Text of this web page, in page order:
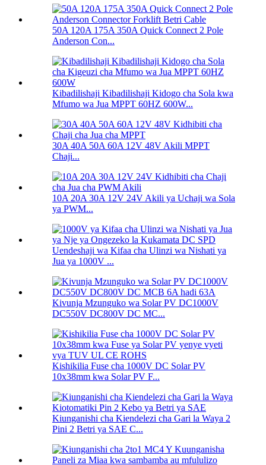
50A 120A 175A 350A Quick Connect 2 Pole
Anderson Con...
Kibadilishaji Kibadilishaji Kidogo cha Sola kwa
Mfumo wa Jua MPPT 60HZ 600W...
30A 40A 50A 60A 12V 48V Akili MPPT
Chaji...
10A 20A 30A 12V 24V Akili ya Uchaji wa Sola
ya PWM...
Uendeshaji wa Kifaa cha Ulinzi wa Nishati ya
Jua ya 1000V ...
Kivunja Mzunguko wa Solar PV DC1000V
DC550V DC800V DC MC...
Kishikilia Fuse cha 1000V DC Solar PV
10x38mm kwa Solar PV F...
Kiunganishi cha Kiendelezi cha Gari la Waya 2
Pini 2 Betri ya SAE C...